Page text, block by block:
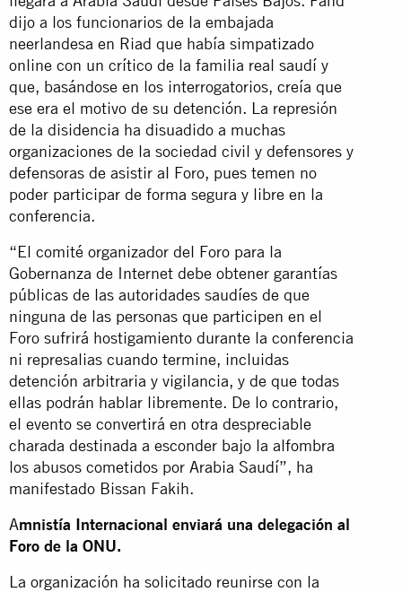
dijo a los funcionarios de la embajada
neerlandesa en Riad que había simpatizado
online con un crítico de la familia real saudí y
que, basándose en los interrogatorios, creía que
ese era el motivo de su detención. La represión
de la disidencia ha disuadido a muchas
organizaciones de la sociedad civil y defensores y
defensoras de asistir al Foro, pues temen no
poder participar de forma segura y libre en la
conferencia.
“El comité organizador del Foro para la
Gobernanza de Internet debe obtener garantías
públicas de las autoridades saudíes de que
ninguna de las personas que participen en el
Foro sufrirá hostigamiento durante la conferencia
ni represalias cuando termine, incluidas
detención arbitraria y vigilancia, y de que todas
ellas podrán hablar libremente. De lo contrario,
el evento se convertirá en otra despreciable
charada destinada a esconder bajo la alfombra
los abusos cometidos por Arabia Saudí”, ha
manifestado Bissan Fakih.
Amnistía Internacional enviará una delegación al
Foro de la ONU.
La organización ha solicitado reunirse con la